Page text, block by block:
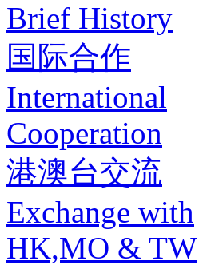
Brief History
国际合作
International
Cooperation
港澳台交流
Exchange with
HK,MO & TW